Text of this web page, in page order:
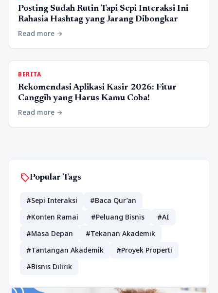
Posting Sudah Rutin Tapi Sepi Interaksi Ini
Rahasia Hashtag yang Jarang Dibongkar
Read more arrow_forward
BERITA
Rekomendasi Aplikasi Kasir 2026: Fitur
Canggih yang Harus Kamu Coba!
Read more arrow_forward
sellPopular Tags
#Sepi Interaksi
#Baca Qur’an
#Konten Ramai
#Peluang Bisnis
#AI
#Masa Depan
#Tekanan Akademik
#Tantangan Akademik
#Proyek Properti
#Bisnis Dilirik